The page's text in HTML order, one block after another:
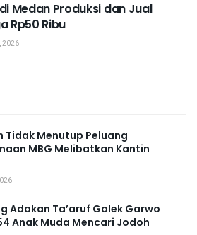
Medan Produksi dan Jual
Rp50 Ribu
2026
Tidak Menutup Peluang
MBG Melibatkan Kantin
Adakan Ta’aruf Golek Garwo
Anak Muda Mencari Jodoh